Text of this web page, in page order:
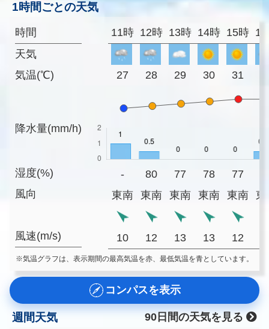
1時間ごとの天気
時間
天気
気温(℃)
降水量(mm/h)
湿度(%)
風向
風速(m/s)
11時 12時 13時 14時 15時
27 28 29 30 31
- 80 77 78 77
東南
東南 東南 東南 東南 東
10 12 13 13 12
※気温グラフは、表示期間の最高気温を赤、最低気温を青としています。
コンパスを表示
週間天気
90日間の天気を見る